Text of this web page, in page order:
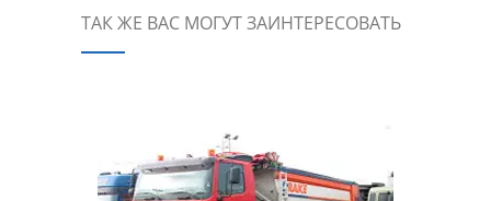
ТАК ЖЕ ВАС МОГУТ ЗАИНТЕРЕСОВАТЬ